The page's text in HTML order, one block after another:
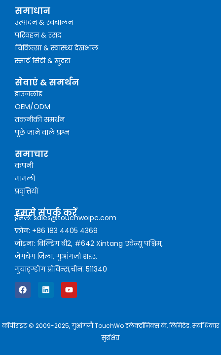
समाधान
उत्पादन & स्वचालन
परिवहन & रसद
चिकित्सा & स्वास्थ्य देखभाल
स्मार्ट सिटी & खुदरा
सेवाएं & समर्थन
डाउनलोड
OEM/ODM
तकनीकी समर्थन
पूछे जाने वाले प्रश्न
समाचार
कंपनी
मामलों
प्रवृत्तियों
हमसे संपर्क करें
ईमेल: sales@touchwoipc.com
फ़ोन: +86 183 4405 4369
जोड़ना: बिल्डिंग बी2, #642 Xintang एवेन्यू पश्चिम,
ज़ेंगचेंग जिला, गुआंगज़ौ शहर,
गुयाङ्ग्डोंग प्रोविन्स,चीन. 511340
कॉपीराइट © 2009-2025, गुआंगज़ौ TouchWo इलेक्ट्रॉनिक्स कं, लिमिटेड. सर्वाधिकार
सुरक्षित